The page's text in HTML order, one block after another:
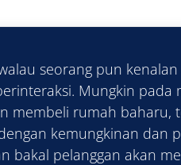
seorang pun
Mungkin pada
membeli rumah baharu,
kemungkinan dan
bakal pelanggan akan